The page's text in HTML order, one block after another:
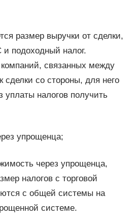
размер выручки от сделки,
подоходный налог.
связанных между
сделки со стороны, для него
уплаты налогов получить
упрощенца;
через упрощенца,
налогов с торговой
с общей системы на
системе.